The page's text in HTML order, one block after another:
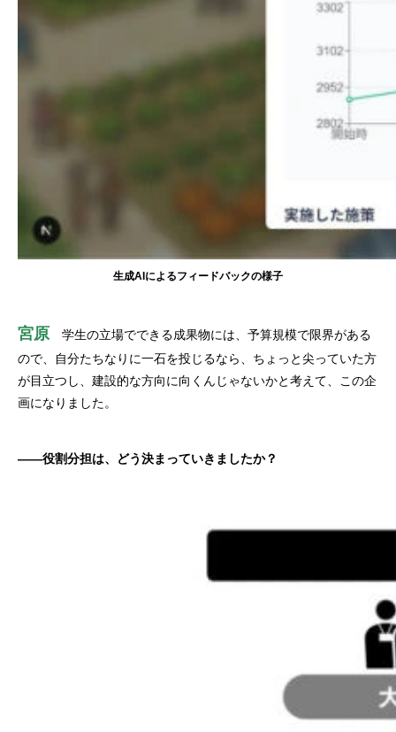
生成AIによるフィードバックの様子
宮原 学生の立場でできる成果物には、予算規模で限界がある
ので、自分たちなりに一石を投じるなら、ちょっと尖っていた方
が目立つし、建設的な方向に向くんじゃないかと考えて、この企
画になりました。
——役割分担は、どう決まっていきましたか？